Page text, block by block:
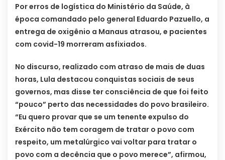
Por erros de logística do Ministério da Saúde, à
época comandado pelo general Eduardo Pazuello, a
entrega de oxigênio a Manaus atrasou, e pacientes
com covid-19 morreram asfixiados.
No discurso, realizado com atraso de mais de duas
horas, Lula destacou conquistas sociais de seus
governos, mas disse ter consciência de que foi feito
“pouco” perto das necessidades do povo brasileiro.
“Eu quero provar que se um tenente expulso do
Exército não tem coragem de tratar o povo com
respeito, um metalúrgico vai voltar para tratar o
povo com a decência que o povo merece”, afirmou,